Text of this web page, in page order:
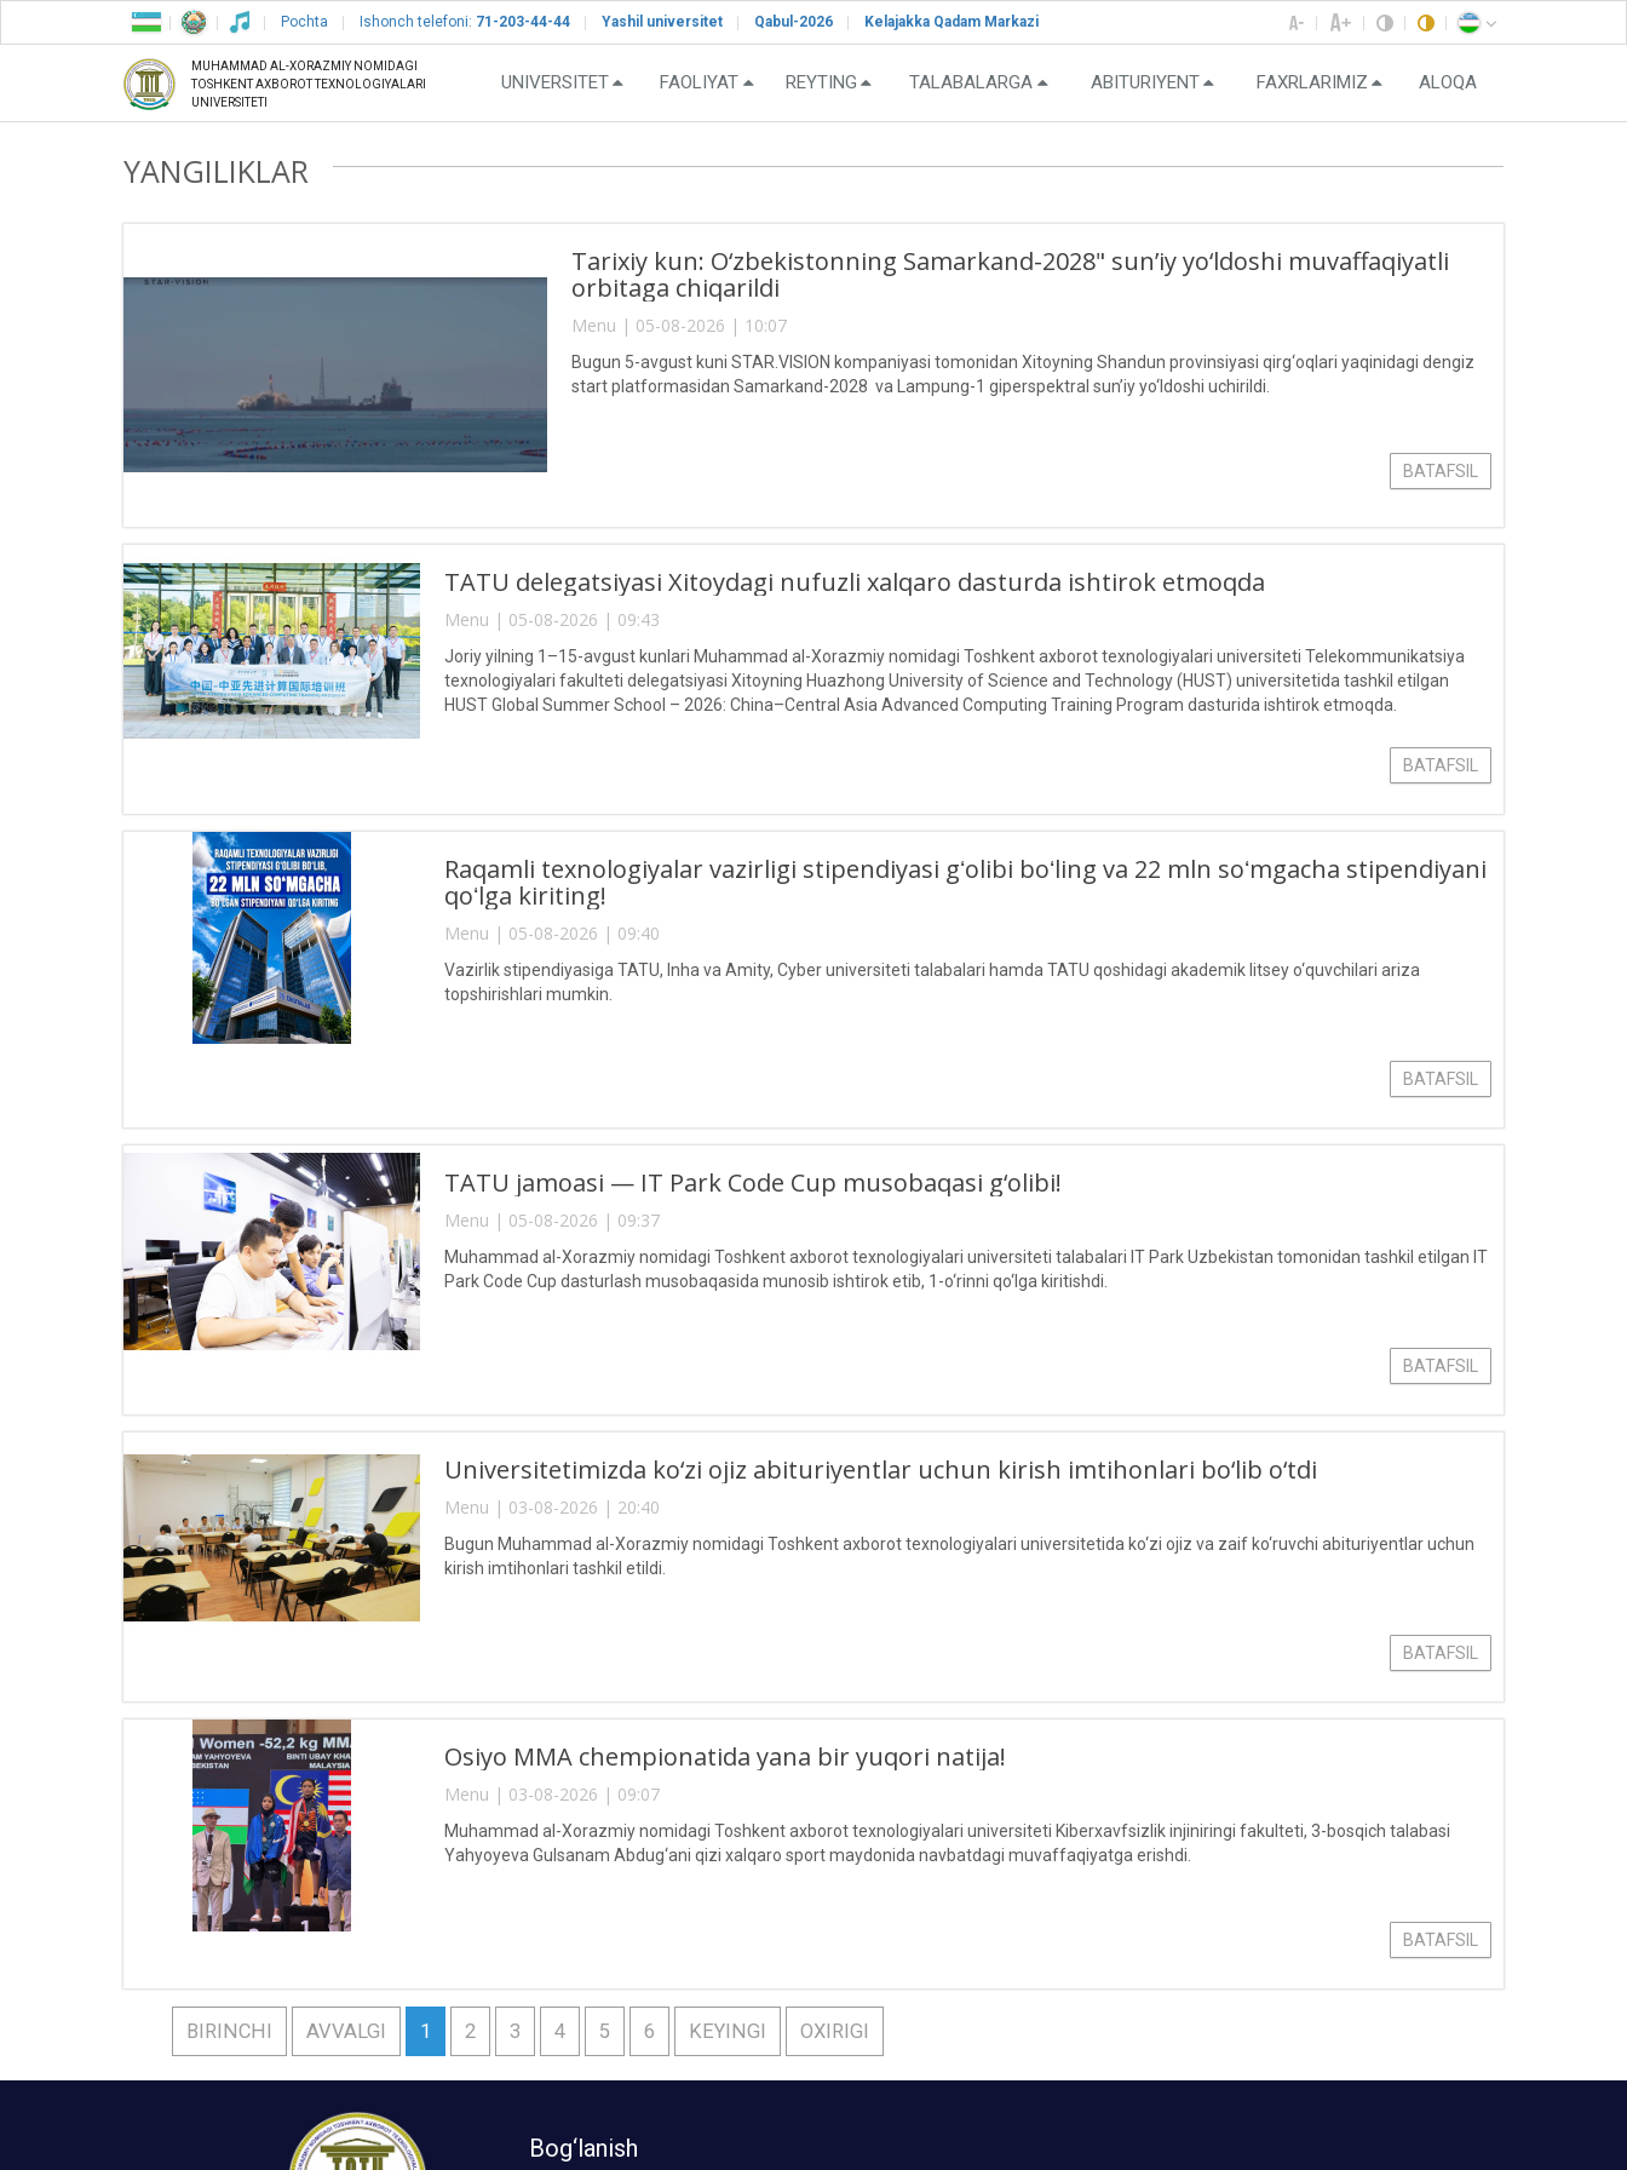
Pochta Ishonch telefoni: 71-203-44-44 Yashil universitet Qabul-2026 Kelajakka Qadam Markazi
MUHAMMAD AL-XORAZMIY NOMIDAGI
TOSHKENT AXBOROT TEXNOLOGIYALARI
UNIVERSITETI
UNIVERSITET FAOLIYAT REYTING TALABALARGA ABITURIYENT FAXRLARIMIZ ALOQA
YANGILIKLAR
Tarixiy kun: O‘zbekistonning Samarkand-2028" sun’iy yo‘ldoshi muvaffaqiyatli
orbitaga chiqarildi
Menu | 05-08-2026 | 10:07
Bugun 5-avgust kuni STAR.VISION kompaniyasi tomonidan Xitoyning Shandun provinsiyasi qirg‘oqlari yaqinidagi dengiz
start platformasidan Samarkand-2028 va Lampung-1 giperspektral sun’iy yo‘ldoshi uchirildi.
BATAFSIL
TATU delegatsiyasi Xitoydagi nufuzli xalqaro dasturda ishtirok etmoqda
Menu | 05-08-2026 | 09:43
Joriy yilning 1–15-avgust kunlari Muhammad al-Xorazmiy nomidagi Toshkent axborot texnologiyalari universiteti Telekommunikatsiya
texnologiyalari fakulteti delegatsiyasi Xitoyning Huazhong University of Science and Technology (HUST) universitetida tashkil etilgan
HUST Global Summer School – 2026: China–Central Asia Advanced Computing Training Program dasturida ishtirok etmoqda.
BATAFSIL
Raqamli texnologiyalar vazirligi stipendiyasi gʻolibi boʻling va 22 mln soʻmgacha stipendiyani
qoʻlga kiriting!
Menu | 05-08-2026 | 09:40
Vazirlik stipendiyasiga TATU, Inha va Amity, Cyber universiteti talabalari hamda TATU qoshidagi akademik litsey o‘quvchilari ariza
topshirishlari mumkin.
BATAFSIL
TATU jamoasi — IT Park Code Cup musobaqasi g‘olibi!
Menu | 05-08-2026 | 09:37
Muhammad al-Xorazmiy nomidagi Toshkent axborot texnologiyalari universiteti talabalari IT Park Uzbekistan tomonidan tashkil etilgan IT
Park Code Cup dasturlash musobaqasida munosib ishtirok etib, 1-o‘rinni qo‘lga kiritishdi.
BATAFSIL
Universitetimizda ko‘zi ojiz abituriyentlar uchun kirish imtihonlari bo‘lib o‘tdi
Menu | 03-08-2026 | 20:40
Bugun Muhammad al-Xorazmiy nomidagi Toshkent axborot texnologiyalari universitetida ko‘zi ojiz va zaif ko‘ruvchi abituriyentlar uchun
kirish imtihonlari tashkil etildi.
BATAFSIL
Osiyo MMA chempionatida yana bir yuqori natija!
Menu | 03-08-2026 | 09:07
Muhammad al-Xorazmiy nomidagi Toshkent axborot texnologiyalari universiteti Kiberxavfsizlik injiniringi fakulteti, 3-bosqich talabasi
Yahyoyeva Gulsanam Abdug‘ani qizi xalqaro sport maydonida navbatdagi muvaffaqiyatga erishdi.
BATAFSIL
BIRINCHI AVVALGI 1 2 3 4 5 6 KEYINGI OXIRIGI
Bog‘lanish